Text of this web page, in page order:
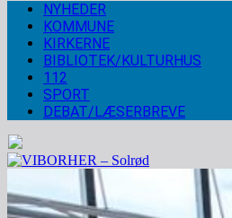
NYHEDER
KOMMUNE
KIRKERNE
BIBLIOTEK/KULTURHUS
112
SPORT
DEBAT/LÆSERBREVE